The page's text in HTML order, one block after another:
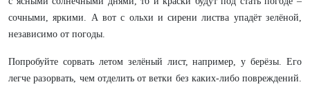
сочными, яркими. А вот с ольхи и сирени листва упадёт зелёной,
независимо от погоды.
Попробуйте сорвать летом зелёный лист, например, у берёзы. Его
легче разорвать, чем отделить от ветки без каких-либо повреждений.